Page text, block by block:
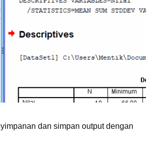
dan simpan output dengan